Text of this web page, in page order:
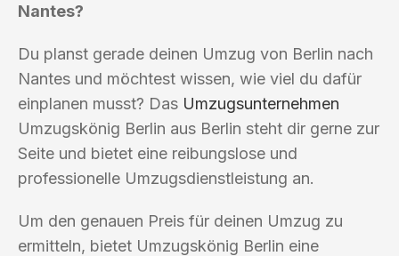
Nantes?
Du planst gerade deinen Umzug von Berlin nach
Nantes und möchtest wissen, wie viel du dafür
einplanen musst? Das Umzugsunternehmen
Umzugskönig Berlin aus Berlin steht dir gerne zur
Seite und bietet eine reibungslose und
professionelle Umzugsdienstleistung an.
Um den genauen Preis für deinen Umzug zu
ermitteln, bietet Umzugskönig Berlin eine